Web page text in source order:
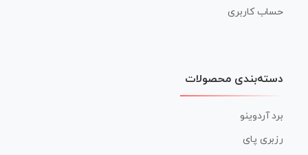
حساب کاربری
دسته‌بندی محصولات
برد آردوینو
رزبری پای